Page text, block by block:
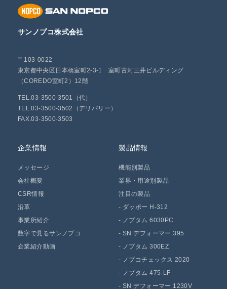
サンノプコ株式会社
〒103-0022
東京都中央区日本橋室町2-3-1 室町古河三井ビルディング
（COREDO室町2）12階
TEL.03-3500-3501（代）
TEL.03-3500-3502（デリバリー）
FAX.03-3500-3503
企業情報
メッセージ
会社概要
CSR情報
沿革
事業所紹介
数字で見るサンノプコ
企業紹介動画
製品情報
機能別製品
業界・用途別製品
注目の製品
- ダッポー H-312
- ノプタム 6030PC
-SN デフォーマー 395
- ノプタム 300EZ
- ノプコチェックス 2020
- ノプタム 475-LF
-SN デフォーマー 1230V